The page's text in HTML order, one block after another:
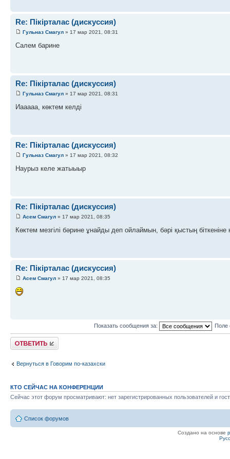
Re: Пікірталас (дискуссия)
Гульназ Смагул » 17 мар 2021, 08:31
Салем барине
Re: Пікірталас (дискуссия)
Гульназ Смагул » 17 мар 2021, 08:31
Иааааа, көктем келді
Re: Пікірталас (дискуссия)
Гульназ Смагул » 17 мар 2021, 08:32
Наурыз келе жатыыыр
Re: Пікірталас (дискуссия)
Асем Смагул » 17 мар 2021, 08:35
Көктем мезгілі бәрине ұнайды деп ойлаймын, бәрі қыстың біткеніне
Re: Пікірталас (дискуссия)
Асем Смагул » 17 мар 2021, 08:35
Показать сообщения за: Поле
Ответить
Вернуться в Говорим по-казахски
КТО СЕЙЧАС НА КОНФЕРЕНЦИИ
Сейчас этот форум просматривают: нет зарегистрированных пользователей и
Список форумов
Создано на основе